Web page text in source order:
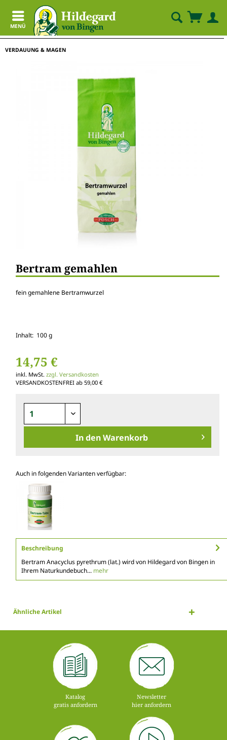
MENÜ
VERDAUUNG & MAGEN
Bertram gemahlen
fein gemahlene Bertramwurzel
Inhalt: 100 g
14,75 €
inkl. MwSt. zzgl. Versandkosten
VERSANDKOSTENFREI ab 59,00 €
In den Warenkorb
Auch in folgenden Varianten verfügbar:
Beschreibung
Bertram Anacyclus pyrethrum (lat.) wird von Hildegard von Bingen in
Ihrem Naturkundebuch... mehr
Ähnliche Artikel
Katalog
gratis anfordern
Newsletter
hier anfordern